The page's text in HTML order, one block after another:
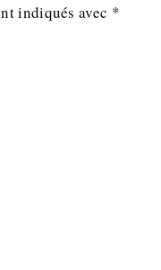
indiqués avec *